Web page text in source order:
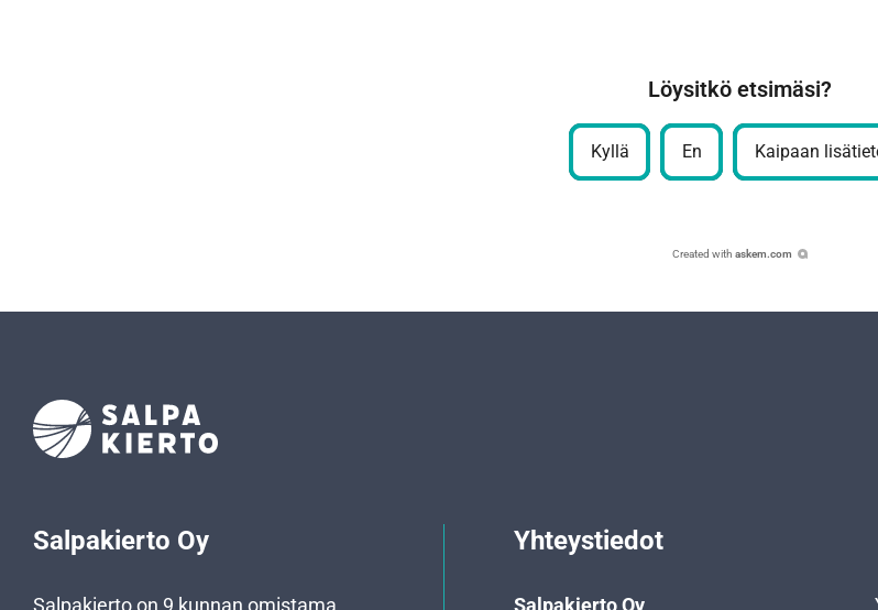
Löysitkö etsimäsi?
Kyllä En Kaipaan
Created with askem.com
Salpakierto Oy
Salpakierto on 9 kunnan omistama
Yhteystiedot
Salpakierto Oy